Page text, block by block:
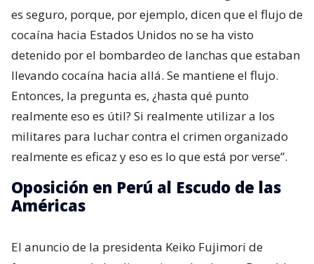
es seguro, porque, por ejemplo, dicen que el flujo de
cocaína hacia Estados Unidos no se ha visto
detenido por el bombardeo de lanchas que estaban
llevando cocaína hacia allá. Se mantiene el flujo.
Entonces, la pregunta es, ¿hasta qué punto
realmente eso es útil? Si realmente utilizar a los
militares para luchar contra el crimen organizado
realmente es eficaz y eso es lo que está por verse”.
Oposición en Perú al Escudo de las
Américas
El anuncio de la presidenta Keiko Fujimori de